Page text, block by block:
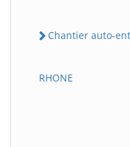
Chantier auto-
RHONE